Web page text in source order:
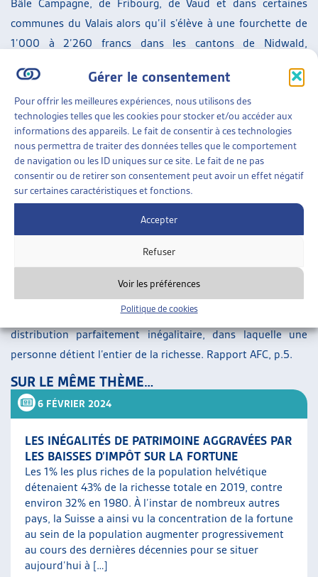
Gérer le consentement
Pour offrir les meilleures expériences, nous utilisons des
technologies telles que les cookies pour stocker et/ou accéder aux
informations des appareils. Le fait de consentir à ces technologies
nous permettra de traiter des données telles que le comportement
de navigation ou les ID uniques sur ce site. Le fait de ne pas
consentir ou de retirer son consentement peut avoir un effet négatif
sur certaines caractéristiques et fonctions.
Accepter
Refuser
Voir les préférences
Politique de cookies
Bâle Campagne, de Fribourg, de Vaud et dans certaines
communes du Valais alors qu’il s’élève à une fourchette de
1’000 à 2’260 francs dans les cantons de Nidwald,
notamment.
[1]
Administration fédérale des contributions AFC :
L’évolution de la richesse en Suisse de 2003 à 2015,
20.08.2019 (consulté le 04.11.2019)
[2]Selon le rapport de l’AFC, p.8s, elle a augmenté de 754
milliards entre 2003 et 2015, en passant de 1’038 milliards
les cantons (Schwyz : +10,53% et Neuchâtel, +2,15%).
étant la distribution parfaitement égalitaire et 1 la
distribution parfaitement inégalitaire, dans laquelle une
personne détient l’entier de la richesse. Rapport AFC, p.5.
SUR LE MÊME THÈME…
6 FÉVRIER 2024
LES INÉGALITÉS DE PATRIMOINE AGGRAVÉES PAR
LES BAISSES D’IMPÔT SUR LA FORTUNE
Les 1% les plus riches de la population helvétique
détenaient 43% de la richesse totale en 2019, contre
environ 32% en 1980. À l’instar de nombreux autres
pays, la Suisse a ainsi vu la concentration de la fortune
au sein de la population augmenter progressivement
au cours des dernières décennies pour se situer
aujourd’hui à […]